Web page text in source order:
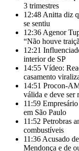
3 trimestres
12:48 Anitta diz
se sentiu
12:36 Agenor
“Não houve
12:21
interior de SP
14:55 Vídeo:
casamento
14:51 Procon-
válida e deve ser
11:59
em São Paulo
11:52 Petrobras
combustíveis
11:36 Acusado
Mendonça e de